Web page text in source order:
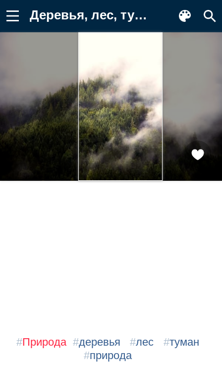
Деревья, лес, туман, природа Обои для телефона
#Природа #деревья #лес #туман
#природа